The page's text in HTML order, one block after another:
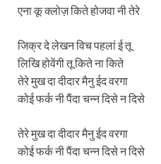
एना कू क्लोज़ किते होजवा नी तेरे
जिक्र दे लेखन विच पहलां ई तू
लिखि होवेंगी तू किते ना किते
तेरे मुख दा दीदार मैनु ईद वरगा
कोई फर्क नी पैंदा चन्न दिसे न दिसे
तेरे मुख दा दीदार मैनु ईद वरगा
कोई फर्क नी पैंदा चन्न दिसे न दिसे